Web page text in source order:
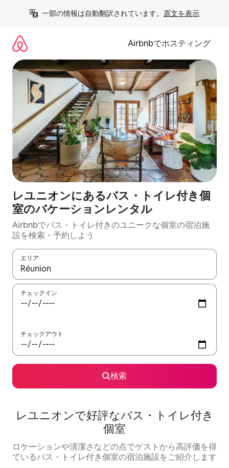
一部の情報は自動翻訳されています。 原文を表示
Airbnbでホスティング
レユニオンにあるバス・トイレ付き個
室のバケーションレンタル
Airbnbでバス・トイレ付きのユニークな個室の宿泊施
設を検索・予約しよう
エリア
検索結果が表示されたら、上下の矢印キーを使って移動するか
チェックイン
チェックアウト
検索
レユニオンで好評なバス・トイレ付き
個室
ロケーションや清潔さなどの点でゲストから高評価を得
ているバス・トイレ付き個室の宿泊施設をご紹介します